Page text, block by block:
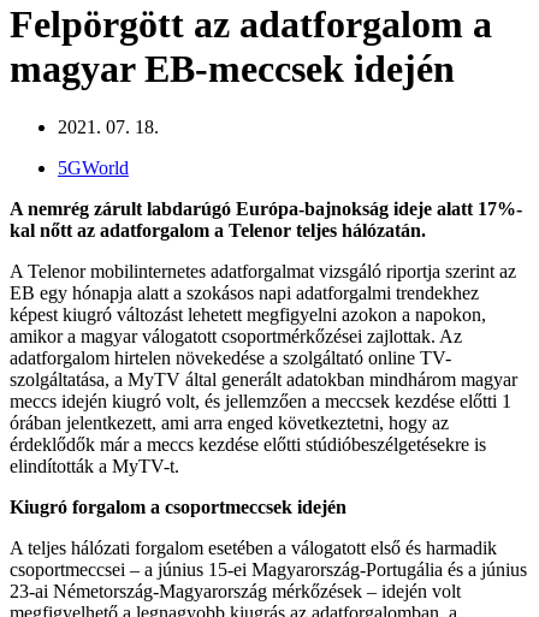
Felpörgött az adatforgalom a
magyar EB-meccsek idején
2021. 07. 18.
5GWorld
A nemrég zárult labdarúgó Európa-bajnokság ideje alatt 17%-
kal nőtt az adatforgalom a Telenor teljes hálózatán.
A Telenor mobilinternetes adatforgalmat vizsgáló riportja szerint az
EB egy hónapja alatt a szokásos napi adatforgalmi trendekhez
képest kiugró változást lehetett megfigyelni azokon a napokon,
amikor a magyar válogatott csoportmérkőzései zajlottak. Az
adatforgalom hirtelen növekedése a szolgáltató online TV-
szolgáltatása, a MyTV által generált adatokban mindhárom magyar
meccs idején kiugró volt, és jellemzően a meccsek kezdése előtti 1
órában jelentkezett, ami arra enged következtetni, hogy az
érdeklődők már a meccs kezdése előtti stúdióbeszélgetésekre is
elindították a MyTV-t.
Kiugró forgalom a csoportmeccsek idején
A teljes hálózati forgalom esetében a válogatott első és harmadik
csoportmeccsei – a június 15-ei Magyarország-Portugália és a június
23-ai Németország-Magyarország mérkőzések – idején volt